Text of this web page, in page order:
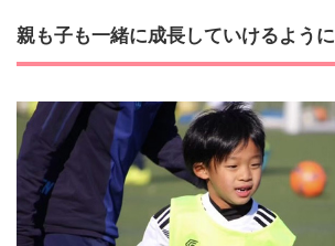
親も子も一緒に成長していけるように